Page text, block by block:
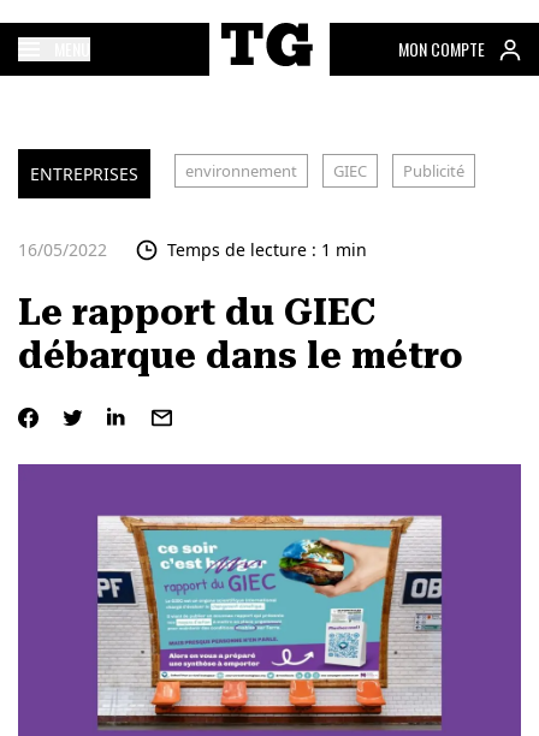
MON COMPTE
ENTREPRISES environnement GIEC Publicité
16/05/2022 Temps de lecture : 1 min
Le rapport du GIEC
débarque dans le métro